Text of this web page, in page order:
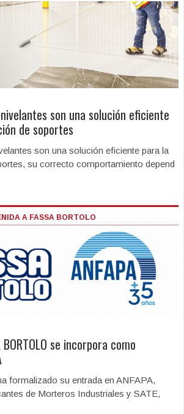
son una solución eficiente
de soportes
son una solución eficiente para la
su correcto comportamiento depend
A FASSA BORTOLO
se incorpora como
formalizado su entrada en ANFAPA,
de Morteros Industriales y SATE,